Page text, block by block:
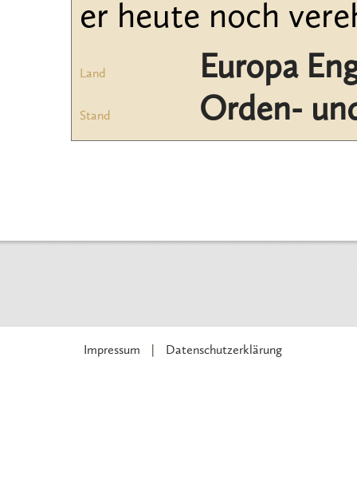
er heute noch
Land Europa
Stand Orden-
Impressum Datenschutzerklärung